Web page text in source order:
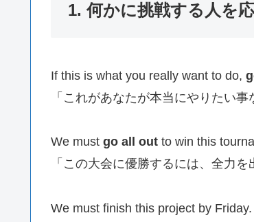
1. 何かに挑戦する人を
If this is what you really want to do,
「これがあなたが本当にやりたい事
We must go all out to win this
「この大会に優勝するには、全力
We must finish this project by